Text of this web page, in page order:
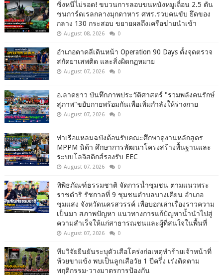
ซิ่งหนีไม่รอด! ขบวนการลอบขนหนังหมูเถื่อน 2.5 ตัน
ชนการ์ดเรลกลางมุกดาหาร ศพร.รวบคนขับ ยึดของ
กลาง 130 กระสอบ ขยายผลถึงเครือข่ายนำเข้า
August 08, 2026 0
อำเภอตาคลีเดินหน้า Operation 90 Days ตั้งจุดตรวจ
สกัดยาเสพติด และสิ่งผิดกฏหมาย
August 07, 2026 0
อ.ลาดยาว บันทึกภาพประวัติศาสตร์ "รวมพลังคนรักษ์
สุภาพ"ขยับกายพร้อมกันเพื่อเพิ่มกำลังให้ร่างกาย
August 07, 2026 0
ท่าเรือแหลมฉบังต้อนรับคณะศึกษาดูงานหลักสูตร
MPPM นิด้า ศึกษาการพัฒนาโครงสร้างพื้นฐานและ
ระบบโลจิสติกส์รองรับ EEC
August 07, 2026 0
พิพิธภัณฑ์ธรรมชาติ จัดการน้ำชุมชน ตามแนวพระ
ราชดำริ รัชกาลที่ 9 ชุมชนตำบลบางเคียน อำเภอ
ชุมแสง จังหวัดนครสวรรค์ เพื่อบอกเล่าเรื่องราวความ
เป็นมา สภาพปัญหา แนวทางการแก้ปัญหาน้ำนำไปสู่
ความสำเร็จให้แก่สาธารณชนและผู้ที่สนใจในพื้นที่
August 07, 2026 0
ทีมวิจัยยืนยันระบุตัวเสือโคร่งก่อเหตุทำร้ายเจ้าหน้าที่
ห้วยขาแข้ง พบเป็นลูกเสือวัย 1 ปีครึ่ง เร่งติดตาม
พฤติกรรม-วางมาตรการป้องกัน